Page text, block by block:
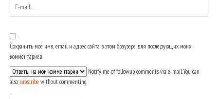
Сохранить моё имя, email и адрес сайта в этом браузере для последующих моих
комментариев.
Notify me of followup comments via e-mail. You can
also subscribe without commenting.